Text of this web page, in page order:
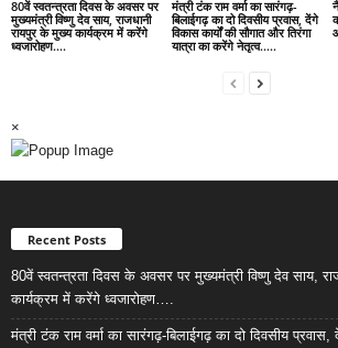
80वें स्वतन्त्रता दिवस के अवसर पर
मुख्यमंत्री विष्णु देव साय, राजधानी
रायपुर के मुख्य कार्यक्रम में करेंगे
ध्वजारोहण….
मंत्री टंक राम वर्मा का सारंगढ़-
बिलाईगढ़ का दो दिवसीय प्रवास, देंगे
विकास कार्यों की सौगात और तिरंगा
यात्रा का करेंगे नेतृत्व…..
×
Recent Posts
80वें स्वतन्त्रता दिवस के अवसर पर मुख्यमंत्री विष्णु देव साय,
कार्यक्रम में करेंगे ध्वजारोहण….
मंत्री टंक राम वर्मा का सारंगढ़-बिलाईगढ़ का दो दिवसीय प्रवास,